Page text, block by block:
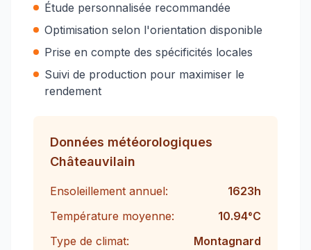
Étude personnalisée recommandée
Optimisation selon l'orientation disponible
Prise en compte des spécificités locales
Suivi de production pour maximiser le
rendement
Données météorologiques
Châteauvilain
Ensoleillement annuel: 1623h
Température moyenne:
10.94°C
Type de climat:
Montagnard